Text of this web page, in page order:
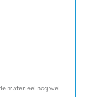
materieel nog wel